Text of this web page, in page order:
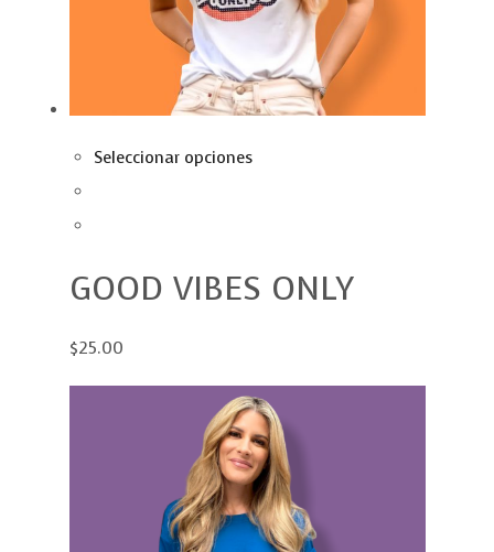
Seleccionar opciones
GOOD VIBES ONLY
$25.00